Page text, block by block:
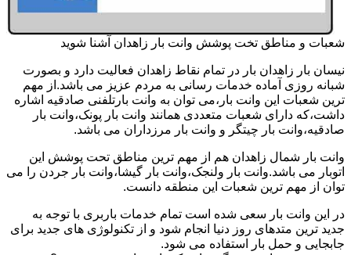
شعبات و مناطق تخت پوشش وانت بار زاهدان آشنا شوید
نیسان بار زاهدان بار در تمام نقاط زاهدان فعالیت دارد و بصورت
شبانه روزی آماده خدمات رسانی به مردم عزیز می باشد.از مهم
ترین شعبات این وانت بار،می توان به وانت بارتلفنی صادقیه اشاره
داشت،که دارای شعبات متعددی همانند وانت بار پونک،وانت بار
صادقیه،وانت بار چیتگر و وانت بار مرزداران می باشد.
وانت بار شمال زاهدان هم از مهم ترین مناطق تحت پوشش این
اتوبار می باشد.وانت بار ولنجک،وانت بار گیشا،وانت بار جردن را می
توان از مهم ترین شعبات این منطقه دانست.
در این وانت بار سعی شده است تمام خدمات باربری با توجه به
جدید ترین متدهای روز دنیا انجام شود و از تکنولوژی های جدید برای
جابجایی و حمل بار استفاده می شود.